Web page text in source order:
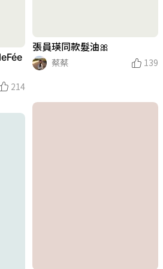
214
張員瑛同款髮油🎀
蔡蔡
139